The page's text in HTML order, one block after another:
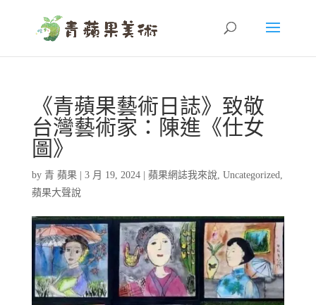
《青蘋果藝術日誌》致敬
台灣藝術家：陳進《仕女
圖》
by 青 蘋果 3 月 19, 2024| 蘋果網誌我來說, Uncategorized,
蘋果大聲說